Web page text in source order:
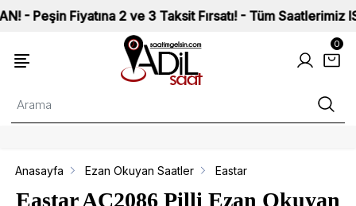
Fiyatına 2 ve 3 Taksit Fırsatı! - Tüm Saatlerimiz
0
Eastar AC2086 Pilli Ezan Okuyan
Anasayfa Ezan Okuyan Saatler Eastar